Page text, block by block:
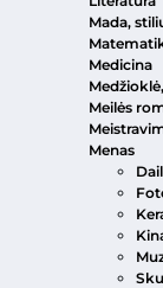
Mada,
Medicina
Meilės
Menas